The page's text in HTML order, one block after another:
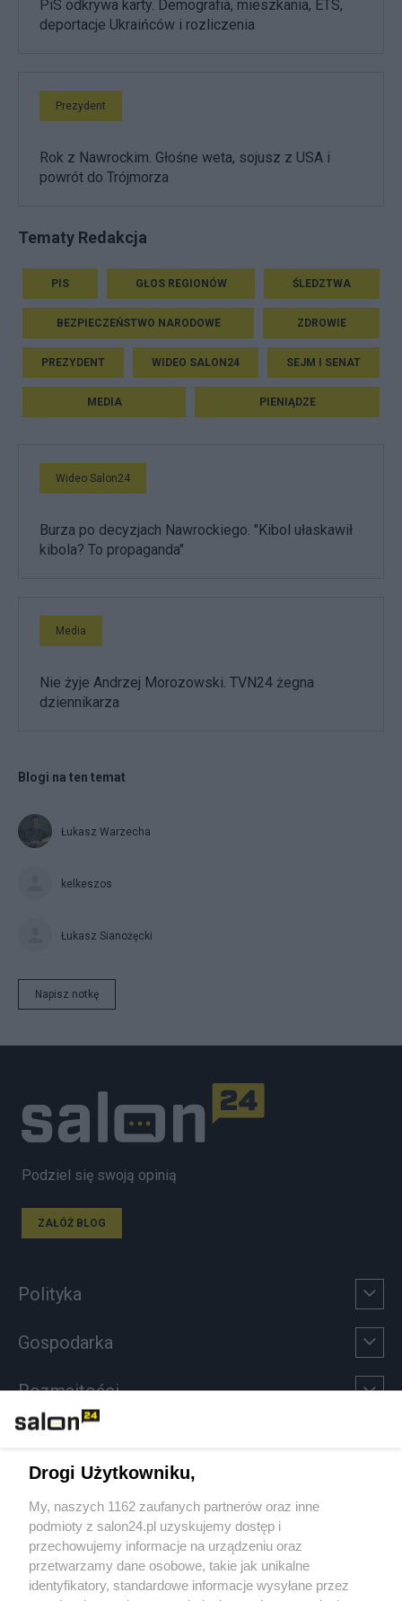
PiS odkrywa karty. Demografia, mieszkania, ETS,
deportacje Ukraińców i rozliczenia
Prezydent
Rok z Nawrockim. Głośne weta, sojusz z USA i
powrót do Trójmorza
Tematy Redakcja
PIS GŁOS REGIONÓW ŚLEDZTWA
BEZPIECZEŃSTWO NARODOWE ZDROWIE
PREZYDENT WIDEO SALON24 SEJM I SENAT
MEDIA PIENIĄDZE
Wideo Salon24
Burza po decyzjach Nawrockiego. "Kibol ułaskawił
kibola? To propaganda"
Media
Nie żyje Andrzej Morozowski. TVN24 żegna
dziennikarza
Blogi na ten temat
Łukasz Warzecha
kelkeszos
Łukasz Sianożęcki
Napisz notkę
Podziel się swoją opinią
ZAŁÓŻ BLOG
Polityka
Gospodarka
Rozmaitości
Sport
Społeczeństwo
Kultura
Drogi Użytkowniku,
My, naszych 1162 zaufanych partnerów oraz inne
podmioty z salon24.pl uzyskujemy dostęp i
przechowujemy informacje na urządzeniu oraz
przetwarzamy dane osobowe, takie jak unikalne
identyfikatory, standardowe informacje wysyłane przez